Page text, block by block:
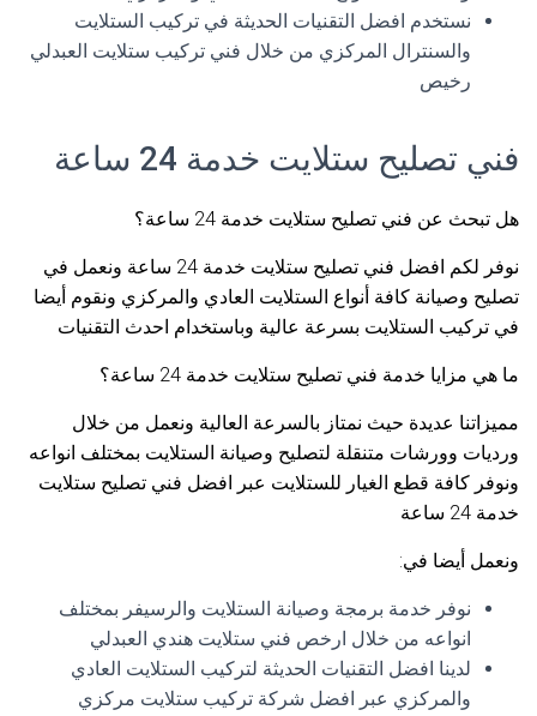
نستخدم افضل التقنيات الحديثة في تركيب الستلايت
والسنترال المركزي من خلال فني تركيب ستلايت العبدلي
رخيص
فني تصليح ستلايت خدمة 24 ساعة
هل تبحث عن فني تصليح ستلايت خدمة 24 ساعة؟
نوفر لكم افضل فني تصليح ستلايت خدمة 24 ساعة ونعمل في
تصليح وصيانة كافة أنواع الستلايت العادي والمركزي ونقوم أيضا
في تركيب الستلايت بسرعة عالية وباستخدام احدث التقنيات
ما هي مزايا خدمة فني تصليح ستلايت خدمة 24 ساعة؟
مميزاتنا عديدة حيث نمتاز بالسرعة العالية ونعمل من خلال
ورديات وورشات متنقلة لتصليح وصيانة الستلايت بمختلف انواعه
ونوفر كافة قطع الغيار للستلايت عبر افضل فني تصليح ستلايت
خدمة 24 ساعة
ونعمل أيضا في:
نوفر خدمة برمجة وصيانة الستلايت والرسيفر بمختلف
انواعه من خلال ارخص فني ستلايت هندي العبدلي
لدينا افضل التقنيات الحديثة لتركيب الستلايت العادي
والمركزي عبر افضل شركة تركيب ستلايت مركزي